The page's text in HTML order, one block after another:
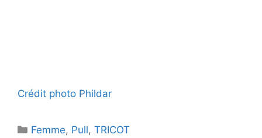
Crédit photo Phildar
Catégories
Femme, Pull,TRICOT